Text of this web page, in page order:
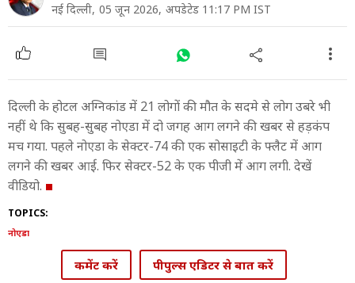
नई दिल्ली, 05 जून 2026, अपडेटेड 11:17 PM IST
दिल्ली के होटल अग्निकांड में 21 लोगों की मौत के सदमे से लोग उबरे भी
नहीं थे कि सुबह-सुबह नोएडा में दो जगह आग लगने की खबर से हड़कंप
मच गया. पहले नोएडा के सेक्टर-74 की एक सोसाइटी के फ्लैट में आग
लगने की खबर आई. फिर सेक्टर-52 के एक पीजी में आग लगी. देखें
वीडियो.
TOPICS:
नोएडा
कमेंट करें पीपुल्स एडिटर से बात करें